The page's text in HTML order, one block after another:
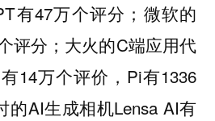
有47万个评分；微软的
评分；大火的C端应用代
14万个评价，Pi有1336
的AI生成相机Lensa AI有